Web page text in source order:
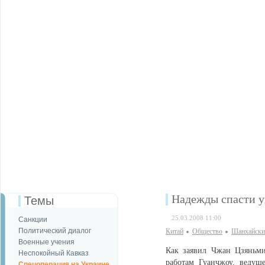
Темы
Санкции
Политический диалог
Военные учения
Неспокойный Кавказ
Надежды спасти
25.03.2008 11:00
Китай Общество
Как заявил Чжан
работам Гуанчжоу,